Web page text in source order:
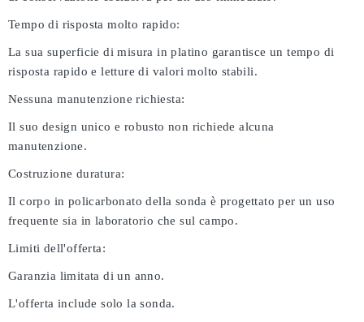
Tempo di risposta molto rapido:
La sua superficie di misura in platino garantisce un tempo di
risposta rapido e letture di valori molto stabili.
Nessuna manutenzione richiesta:
Il suo design unico e robusto non richiede alcuna
manutenzione.
Costruzione duratura:
Il corpo in policarbonato della sonda è progettato per un uso
frequente sia in laboratorio che sul campo.
Limiti dell'offerta:
Garanzia limitata di un anno.
L'offerta include solo la sonda.